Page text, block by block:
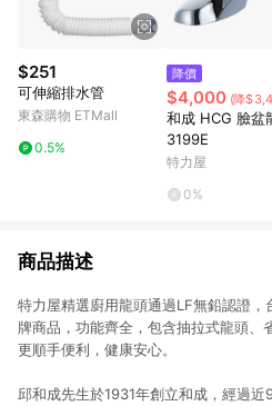
$251
可伸縮排水管
東森購物 ETMall
0.5%
降價
$4,000 (降
和成 HCG 臉盆
3199E
特力屋
0%
商品描述
特力屋精選廚用龍頭通過LF無鉛認證
牌商品，功能齊全，包含抽拉式龍頭、
更順手便利，健康安心。
邱和成先生於1931年創立和成，經過